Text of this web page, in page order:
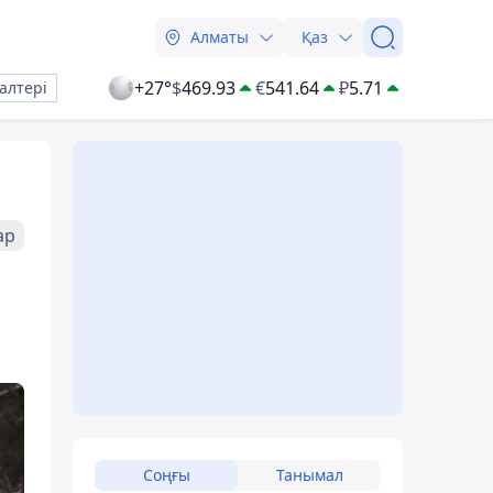
Алматы Қаз
+27°$469.93 €541.64 ₽5.71
Соңғы Танымал